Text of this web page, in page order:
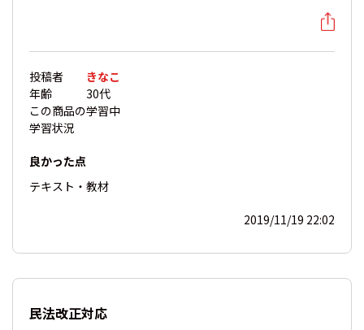
投稿者
きなこ
年齢
30代
この商品の
学習状況
学習中
良かった点
テキスト・教材
2019/11/19 22:02
民法改正対応